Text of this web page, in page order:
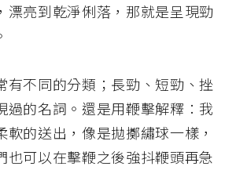
漂亮到乾淨俐落，那就是呈現勁
有不同的分類；長勁、短勁、挫
過的名詞。還是用鞭擊解釋：我
軟的送出，像是拋擲繡球一樣，
也可以在擊鞭之後強抖鞭頭再急